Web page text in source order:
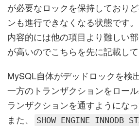
が必要なロックを保持しており
ンも進行できなくなる状態です。
内容的には他の項目より難しい
が高いのでこちらを先に記載して
MySQL自体がデッドロックを検
一方のトランザクションをロー
ランザクションを通すようになっ
また、
SHOW ENGINE INNODB